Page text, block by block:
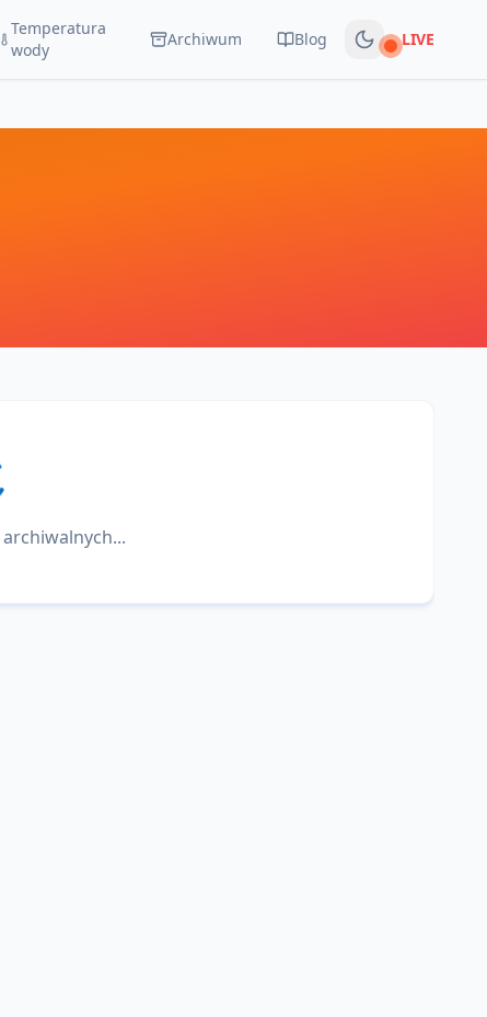
Temperatura
wody
Archiwum Blog Na żywo
LIVE